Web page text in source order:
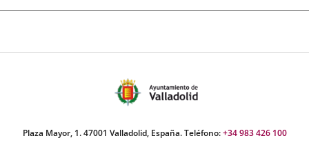
Plaza Mayor, 1. 47001 Valladolid, España. Teléfono:+34 983 426 100